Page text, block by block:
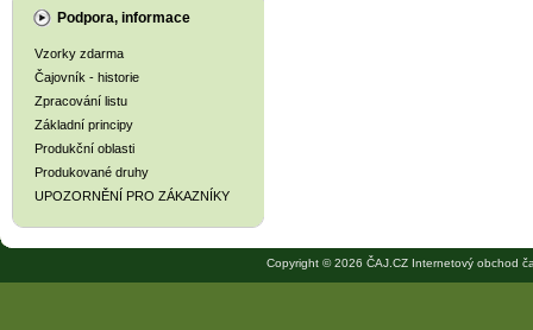
Podpora, informace
Vzorky zdarma
Čajovník - historie
Zpracování listu
Základní principy
Produkční oblasti
Produkované druhy
UPOZORNĚNÍ PRO ZÁKAZNÍKY
Copyright © 2026 ČAJ.CZ Internetový obchod